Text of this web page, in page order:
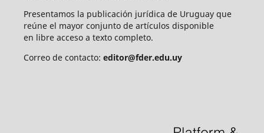
Presentamos la publicación jurídica de Uruguay que
reúne el mayor conjunto de artículos disponible
en libre acceso a texto completo.
Correo de contacto: editor@fder.edu.uy